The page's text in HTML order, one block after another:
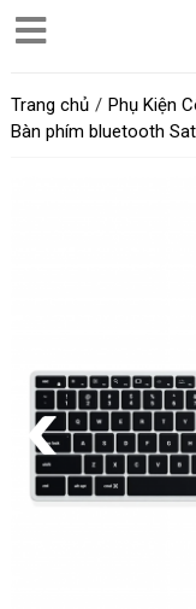
Trang chủ
Phụ Kiện
Bàn phím bluetooth